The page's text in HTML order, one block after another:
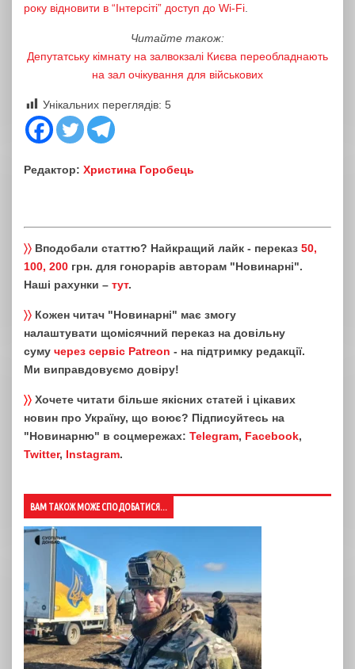
року відновити в “Інтерсіті” доступ до Wi-Fi
Читайте також:
Депутатську кімнату на залвокзалі Києва переобладнають
на зал очікування для військових
Унікальних переглядів: 5
Редактор: Христина Горобець
〉〉 Вподобали статтю? Найкращий лайк - переказ 50,
100, 200 грн. для гонорарів авторам "Новинарні".
Наші рахунки – тут.
〉〉 Кожен читач "Новинарні" має змогу
налаштувати щомісячний переказ на довільну
суму через сервіс Patreon - на підтримку редакції.
Ми виправдовуємо довіру!
〉〉 Хочете читати більше якісних статей і цікавих
новин про Україну, що воює? Підписуйтесь на
"Новинарню" в соцмережах: Telegram, Facebook,
Twitter, Instagram.
ВАМ ТАКОЖ МОЖЕ СПОДОБАТИСЯ...